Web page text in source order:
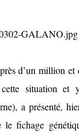
d’un million et
situation et
a présenté,
fichage